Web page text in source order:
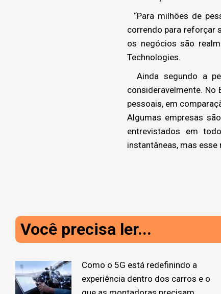
“Para milhões de
correndo para reforçar
os negócios são
Technologies.
Ainda segundo a
consideravelmente. No
pessoais, em
Algumas empresas
entrevistados em
instantâneas, mas esse
Você precisa ler...
Como o 5G está redefinindo a
experiência dentro dos carros e o